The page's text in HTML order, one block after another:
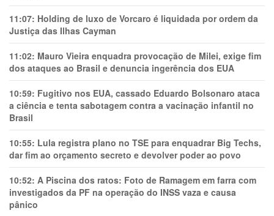
11:07: Holding de luxo de Vorcaro é liquidada por ordem da
Justiça das Ilhas Cayman
11:02: Mauro Vieira enquadra provocação de Milei, exige fim
dos ataques ao Brasil e denuncia ingerência dos EUA
10:59: Fugitivo nos EUA, cassado Eduardo Bolsonaro ataca
a ciência e tenta sabotagem contra a vacinação infantil no
Brasil
10:55: Lula registra plano no TSE para enquadrar Big Techs,
dar fim ao orçamento secreto e devolver poder ao povo
10:52: A Piscina dos ratos: Foto de Ramagem em farra com
investigados da PF na operação do INSS vaza e causa
pânico